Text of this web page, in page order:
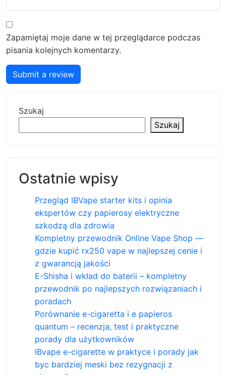
Zapamiętaj moje dane w tej przeglądarce podczas
pisania kolejnych komentarzy.
Submit a review
Szukaj
Szukaj
Ostatnie wpisy
Przegląd IBVape starter kits i opinia
ekspertów czy papierosy elektryczne
szkodzą dla zdrowia
Kompletny przewodnik Online Vape Shop —
gdzie kupić rx250 vape w najlepszej cenie i
z gwarancją jakości
E-Shisha i wkład do baterii – kompletny
przewodnik po najlepszych rozwiązaniach i
poradach
Porównanie e-cigaretta i e papieros
quantum – recenzja, test i praktyczne
porady dla użytkowników
IBvape e-cigarette w praktyce i porady jak
byc bardziej meski bez rezygnacji z